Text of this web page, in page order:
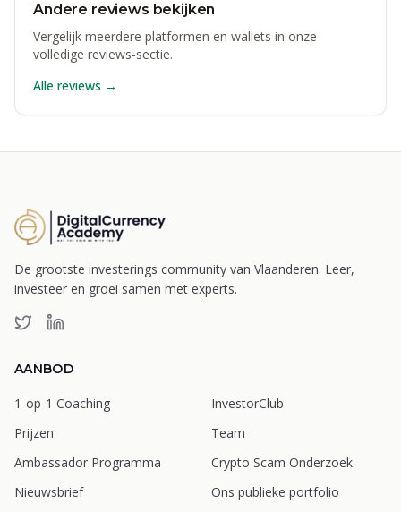
Andere reviews bekijken
Vergelijk meerdere platformen en wallets in onze
volledige reviews-sectie.
Alle reviews →
De grootste investerings community van Vlaanderen. Leer,
investeer en groei samen met experts.
AANBOD
1-op-1 Coaching
InvestorClub
Prijzen
Team
Ambassador Programma
Crypto Scam Onderzoek
Nieuwsbrief
Ons publieke portfolio